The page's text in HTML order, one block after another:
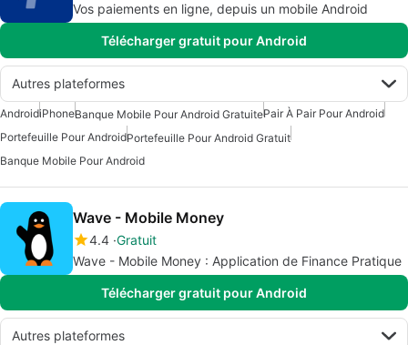
Vos paiements en ligne, depuis un mobile Android
Télécharger gratuit pour Android
Autres plateformes
AndroidiPhoneBanque Mobile Pour Android GratuitePair À Pair Pour Android
Portefeuille Pour AndroidPortefeuille Pour Android Gratuit
Banque Mobile Pour Android
Wave - Mobile Money
4.4 Gratuit
Wave - Mobile Money : Application de Finance Pratique
Télécharger gratuit pour Android
Autres plateformes